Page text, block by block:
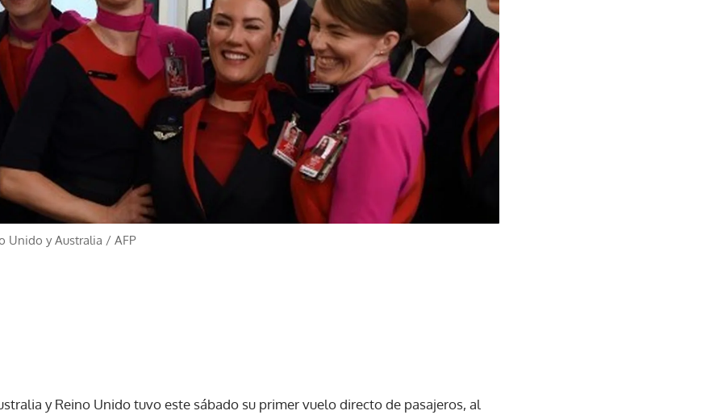
Unido y Australia / AFP
y Reino Unido tuvo este sábado su primer vuelo directo de pasajeros, al